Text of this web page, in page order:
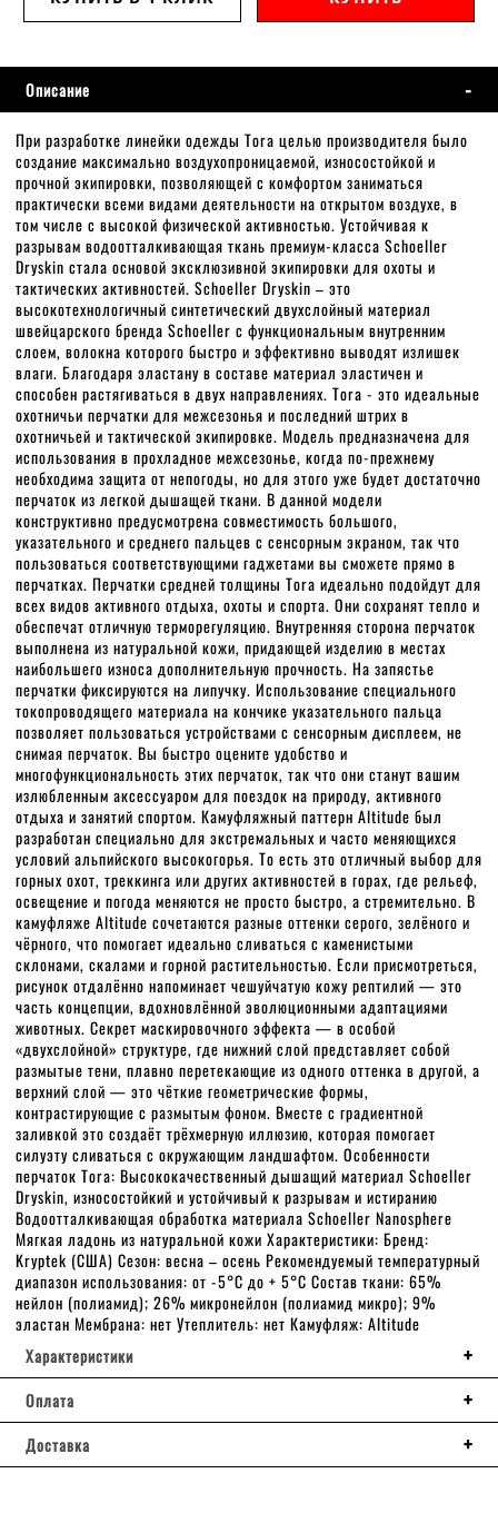
Описание
При разработке линейки одежды Tora целью производителя было
создание максимально воздухопроницаемой, износостойкой и
прочной экипировки, позволяющей с комфортом заниматься
практически всеми видами деятельности на открытом воздухе, в
том числе с высокой физической активностью. Устойчивая к
разрывам водоотталкивающая ткань премиум-класса Schoeller
Dryskin стала основой эксклюзивной экипировки для охоты и
тактических активностей. Schoeller Dryskin – это
высокотехнологичный синтетический двухслойный материал
швейцарского бренда Schoeller с функциональным внутренним
слоем, волокна которого быстро и эффективно выводят излишек
влаги. Благодаря эластану в составе материал эластичен и
способен растягиваться в двух направлениях. Tora - это идеальные
охотничьи перчатки для межсезонья и последний штрих в
охотничьей и тактической экипировке. Модель предназначена для
использования в прохладное межсезонье, когда по-прежнему
необходима защита от непогоды, но для этого уже будет достаточно
перчаток из легкой дышащей ткани. В данной модели
конструктивно предусмотрена совместимость большого,
указательного и среднего пальцев с сенсорным экраном, так что
пользоваться соответствующими гаджетами вы сможете прямо в
перчатках. Перчатки средней толщины Tora идеально подойдут для
всех видов активного отдыха, охоты и спорта. Они сохранят тепло и
обеспечат отличную терморегуляцию. Внутренняя сторона перчаток
выполнена из натуральной кожи, придающей изделию в местах
наибольшего износа дополнительную прочность. На запястье
перчатки фиксируются на липучку. Использование специального
токопроводящего материала на кончике указательного пальца
позволяет пользоваться устройствами с сенсорным дисплеем, не
снимая перчаток. Вы быстро оцените удобство и
многофункциональность этих перчаток, так что они станут вашим
излюбленным аксессуаром для поездок на природу, активного
отдыха и занятий спортом. Камуфляжный паттерн Altitude был
разработан специально для экстремальных и часто меняющихся
условий альпийского высокогорья. То есть это отличный выбор для
горных охот, треккинга или других активностей в горах, где рельеф,
освещение и погода меняются не просто быстро, а стремительно. В
камуфляже Altitude сочетаются разные оттенки серого, зелёного и
чёрного, что помогает идеально сливаться с каменистыми
склонами, скалами и горной растительностью. Если присмотреться,
рисунок отдалённо напоминает чешуйчатую кожу рептилий — это
часть концепции, вдохновлённой эволюционными адаптациями
животных. Секрет маскировочного эффекта — в особой
«двухслойной» структуре, где нижний слой представляет собой
размытые тени, плавно перетекающие из одного оттенка в другой, а
верхний слой — это чёткие геометрические формы,
контрастирующие с размытым фоном. Вместе с градиентной
заливкой это создаёт трёхмерную иллюзию, которая помогает
силуэту сливаться с окружающим ландшафтом. Особенности
перчаток Tora: Высококачественный дышащий материал Schoeller
Dryskin, износостойкий и устойчивый к разрывам и истиранию
Водоотталкивающая обработка материала Schoeller Nanosphere
Мягкая ладонь из натуральной кожи Характеристики: Бренд:
Kryptek (США) Сезон: весна – осень Рекомендуемый температурный
диапазон использования: от -5°C до + 5°C Состав ткани: 65%
нейлон (полиамид); 26% микронейлон (полиамид микро); 9%
эластан Мембрана: нет Утеплитель: нет Камуфляж: Altitude
Характеристики
Оплата
Доставка